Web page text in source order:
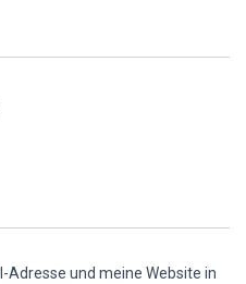
Adresse und meine Website in